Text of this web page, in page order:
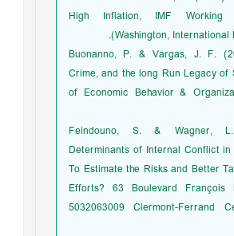
High Inflation, IMF Working
(Washington,
Buonanno, P. & Vargas, J. F.
Crime, and the long Run Legacy of
of Economic Behavior &
Feindouno, S. & Wagner,
Determinants of Internal Conflict
To Estimate the Risks and Better
Efforts? 63 Boulevard François
5032063009 Clermont-Ferrand